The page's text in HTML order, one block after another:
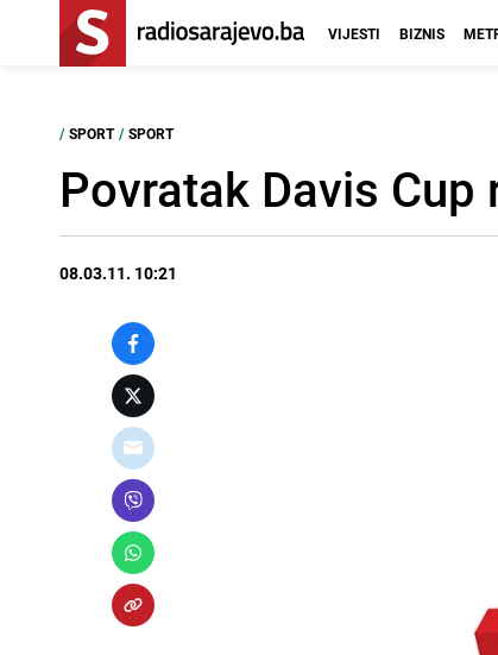
VIJESTI BIZNIS
/ SPORT / SPORT
Povratak Davis
08.03.11. 10:21